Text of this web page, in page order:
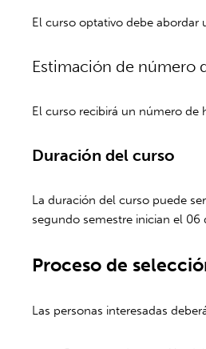
El curso optativo debe abordar
Estimación de número
El curso recibirá un número de
Duración del curso
La duración del curso puede
segundo semestre inician el 06
Proceso de
Las personas interesadas